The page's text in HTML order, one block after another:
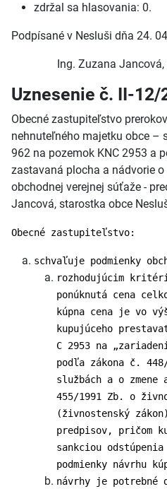
zdržal sa hlasovania: 0.
Podpísané v Nesluši dňa 24.
Ing. Zuzana
Uznesenie č. II-12/
Obecné zastupiteľstvo
nehnuteľného majetku obce –
962 na pozemok KNC 2953 a
zastavaná plocha a nádvorie o
obchodnej verejnej súťaže -
Jancová, starostka obce
Obecné zastupiteľstvo:
schvaľuje podmienky
rozhodujúcim
ponúknutá cena
kúpna cena je vo
kupujúceho
C 2953 na
podľa zákona č.
službách a o zmene
455/1991 Zb. o
(živnostenský
predpisov, pričom
sankciou
podmienky návrhu
návrhy je potrebné